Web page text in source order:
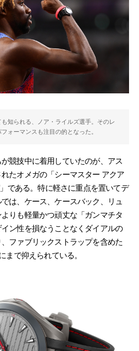
知られる、ノア・ライルズ選手。そのレ
ォーマンスも注目の的となった。
競技中に着用していたのが、アス
たオメガの「シーマスター アクア
である。特に軽さに重点を置いてデ
は、ケース、ケースバック、リュ
りも軽量かつ頑丈な「ガンマチタ
ン性を損なうことなくダイアルの
ファブリックストラップを含めた
まで抑えられている。